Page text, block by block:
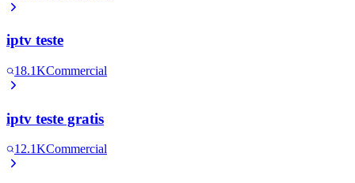
iptv teste
18.1KCommercial
iptv teste gratis
12.1KCommercial